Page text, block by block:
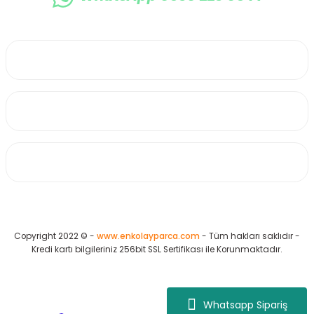
Whatsapp Sipariş
Copyright 2022 © - www.enkolayparca.com - Tüm hakları saklıdır -
Kredi kartı bilgileriniz 256bit SSL Sertifikası ile Korunmaktadır.